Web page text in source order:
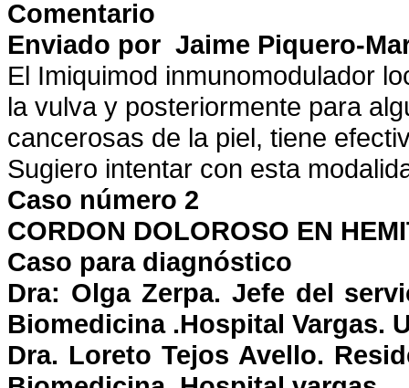
Comentario
Enviado por Jaime Piquero-
El Imiquimod inmunomodulador
la vulva y posteriormente para
cancerosas de la piel, tiene
Sugiero intentar con esta
Caso número 2
CORDON DOLOROSO EN
Caso para diagnóstico
Dra: Olga Zerpa. Jefe del
Biomedicina .Hospital Vargas.
Dra. Loreto Tejos Avello.